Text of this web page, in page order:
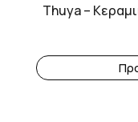
Thuya –